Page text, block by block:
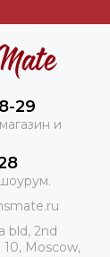
29
и
bld, 2nd
10, Moscow,